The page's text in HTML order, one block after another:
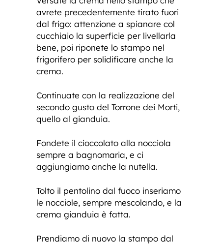
avrete precedentemente tirato fuori
dal frigo: attenzione a spianare col
cucchiaio la superficie per livellarla
bene, poi riponete lo stampo nel
frigorifero per solidificare anche la
crema.
Continuate con la realizzazione del
secondo gusto del Torrone dei Morti,
quello al gianduia.
Fondete il cioccolato alla nocciola
sempre a bagnomaria, e ci
aggiungiamo anche la nutella.
Tolto il pentolino dal fuoco inseriamo
le nocciole, sempre mescolando, e la
crema gianduia è fatta.
Prendiamo di nuovo la stampo dal